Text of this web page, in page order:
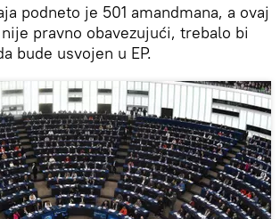
podneto je 501 amandmana, a ovaj
pravno obavezujući, trebalo bi
bude usvojen u EP.